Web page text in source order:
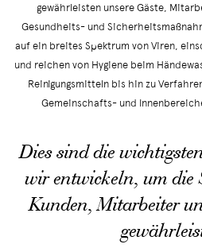
gewährleisten unsere Gäste,
Gesundheits- und
auf ein breites Spektrum von Viren,
und reichen von Hygiene beim
Reinigungsmitteln bis hin zu
Gemeinschafts- und
Dies sind die
wir entwickeln, um die
Kunden, Mitarbeiter